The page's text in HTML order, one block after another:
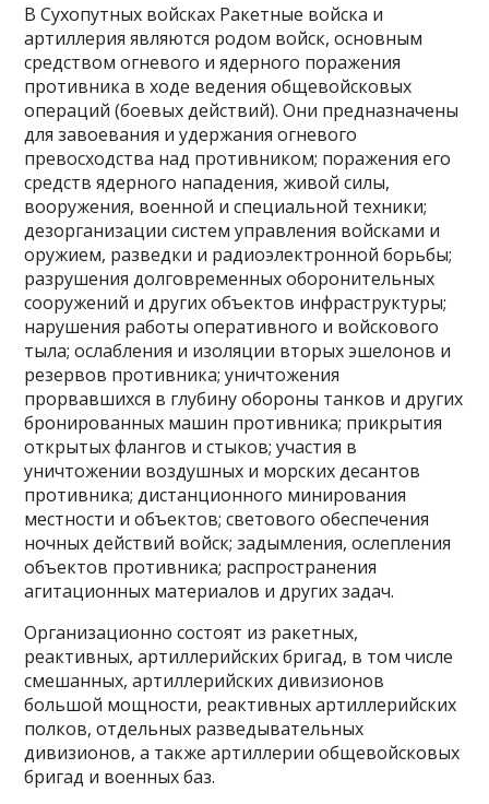
В Сухопутных войсках Ракетные войска и
артиллерия являются родом войск, основным
средством огневого и ядерного поражения
противника в ходе ведения общевойсковых
операций (боевых действий). Они предназначены
для завоевания и удержания огневого
превосходства над противником; поражения его
средств ядерного нападения, живой силы,
вооружения, военной и специальной техники;
дезорганизации систем управления войсками и
оружием, разведки и радиоэлектронной борьбы;
разрушения долговременных оборонительных
сооружений и других объектов инфраструктуры;
нарушения работы оперативного и войскового
тыла; ослабления и изоляции вторых эшелонов и
резервов противника; уничтожения
прорвавшихся в глубину обороны танков и других
бронированных машин противника; прикрытия
открытых флангов и стыков; участия в
уничтожении воздушных и морских десантов
противника; дистанционного минирования
местности и объектов; светового обеспечения
ночных действий войск; задымления, ослепления
объектов противника; распространения
агитационных материалов и других задач.
Организационно состоят из ракетных,
реактивных, артиллерийских бригад, в том числе
смешанных, артиллерийских дивизионов
большой мощности, реактивных артиллерийских
полков, отдельных разведывательных
дивизионов, а также артиллерии общевойсковых
бригад и военных баз.